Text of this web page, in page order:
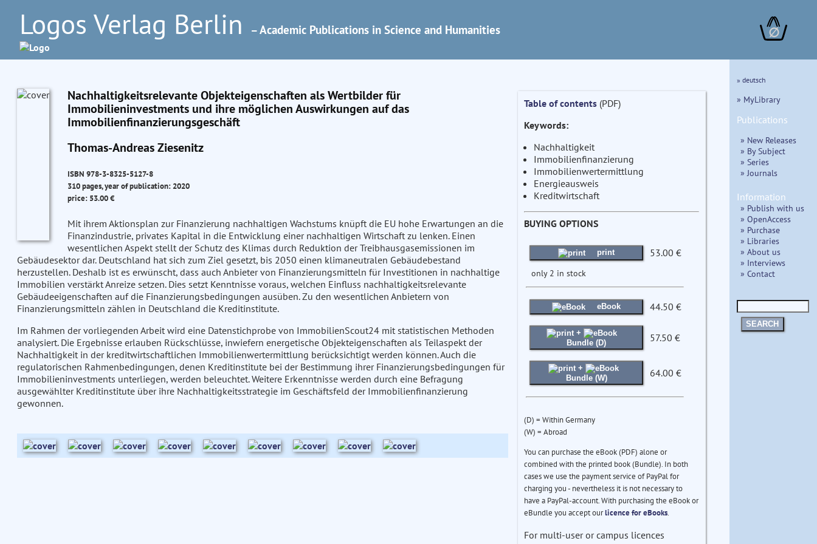
Logos Verlag Berlin – Academic Publications in Science and Humanities ∅
Nachhaltigkeitsrelevante Objekteigenschaften als Wertbilder für
Immobilieninvestments und ihre möglichen Auswirkungen auf das
Immobilienfinanzierungsgeschäft
Thomas-Andreas Ziesenitz
ISBN 978-3-8325-5127-8
310 pages, year of publication: 2020
price: 53.00 €
Mit ihrem Aktionsplan zur Finanzierung nachhaltigen Wachstums knüpft die EU hohe Erwartungen an die
Finanzindustrie, privates Kapital in die Entwicklung einer nachhaltigen Wirtschaft zu lenken. Einen
wesentlichen Aspekt stellt der Schutz des Klimas durch Reduktion der Treibhausgasemissionen im
Gebäudesektor dar. Deutschland hat sich zum Ziel gesetzt, bis 2050 einen klimaneutralen Gebäudebestand
herzustellen. Deshalb ist es erwünscht, dass auch Anbieter von Finanzierungsmitteln für Investitionen in nachhaltige
Immobilien verstärkt Anreize setzen. Dies setzt Kenntnisse voraus, welchen Einfluss nachhaltigkeitsrelevante
Gebäudeeigenschaften auf die Finanzierungsbedingungen ausüben. Zu den wesentlichen Anbietern von
Finanzierungsmitteln zählen in Deutschland die Kreditinstitute.
Im Rahmen der vorliegenden Arbeit wird eine Datenstichprobe von ImmobilienScout24 mit statistischen Methoden
analysiert. Die Ergebnisse erlauben Rückschlüsse, inwiefern energetische Objekteigenschaften als Teilaspekt der
Nachhaltigkeit in der kreditwirtschaftlichen Immobilienwertermittlung berücksichtigt werden können. Auch die
regulatorischen Rahmenbedingungen, denen Kreditinstitute bei der Bestimmung ihrer Finanzierungsbedingungen für
Immobilieninvestments unterliegen, werden beleuchtet. Weitere Erkenntnisse werden durch eine Befragung
ausgewählter Kreditinstitute über ihre Nachhaltigkeitsstrategie im Geschäftsfeld der Immobilienfinanzierung
gewonnen.
Table of contents(PDF)
Keywords:
Nachhaltigkeit
Immobilienfinanzierung
Immobilienwertermittlung
Energieausweis
Kreditwirtschaft
BUYING OPTIONS
print 53.00 €
only 2 in stock
eBook 44.50 €
+
Bundle (D)
57.50 €
+
Bundle (W)
64.00 €
(D) = Within Germany
(W) = Abroad
You can purchase the eBook (PDF) alone or
combined with the printed book (Bundle). In both
cases we use the payment service of PayPal for
charging you - nevertheless it is not necessary to
have a PayPal-account. With purchasing the eBook or
eBundle you accept ourlicence for eBooks.
For multi-user or campus licences
» deutsch
» MyLibrary
Publications
» New Releases
» By Subject
» Series
» Journals
Information
» Publish with us
» OpenAccess
» Purchase
» Libraries
» About us
» Interviews
» Contact
SEARCH